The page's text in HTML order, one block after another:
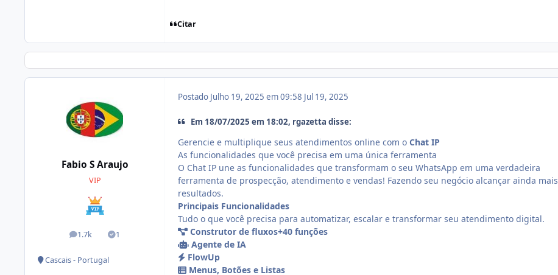
Citar
Fabio S Araujo
VIP
1.7k
posts 1
Soluções
Cascais - Portugal
Postado Julho 19, 2025 em 09:58 Jul 19, 2025
Em 18/07/2025 em 18:02, rgazetta disse:
Gerencie e multiplique seus atendimentos online com o Chat IP
As funcionalidades que você precisa em uma única ferramenta
O Chat IP une as funcionalidades que transformam o seu WhatsApp em uma verdadeira
ferramenta de prospecção, atendimento e vendas! Fazendo seu negócio alcançar ainda mais
resultados.
Principais Funcionalidades
Tudo o que você precisa para automatizar, escalar e transformar seu atendimento digital.
Construtor de fluxos+40 funções
Agente de IA
FlowUp
Menus, Botões e Listas